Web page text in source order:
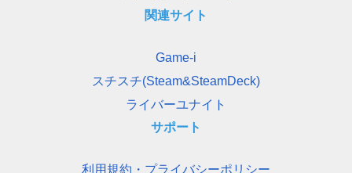
関連サイト
Game-i
スチスチ(Steam&SteamDeck)
ライバーユナイト
サポート
利用規約・プライバシーポリシー